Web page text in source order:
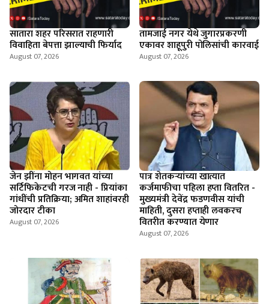
सातारा शहर परिसरात राहणारी
विवाहिता बेपत्ता झाल्याची फिर्याद
August 07, 2026
तामजाई नगर येथे जुगारप्रकरणी
एकावर शाहूपुरी पोलिसांची कारवाई
August 07, 2026
जेन झींना मोहन भागवत यांच्या
सर्टिफिकेटची गरज नाही - प्रियांका
गांधींची प्रतिक्रिया; अमित शाहांवरही
जोरदार टीका
August 07, 2026
पात्र शेतकऱ्यांच्या खात्यात
कर्जमाफीचा पहिला हप्ता वितरित -
मुख्यमंत्री देवेंद्र फडणवीस यांची
माहिती, दुसरा हप्ताही लवकरच
वितरीत करण्यात येणार
August 07, 2026